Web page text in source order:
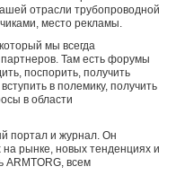
отрасли трубопроводной
место рекламы.
мы всегда
Там есть форумы
поспорить, получить
в полемику, получить
в области
портал и журнал. Он
рынке, новых тенденциях и
ARMTORG, всем